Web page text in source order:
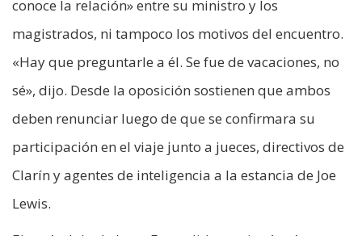
conoce la relación» entre su ministro y los
magistrados, ni tampoco los motivos del encuentro.
«Hay que preguntarle a él. Se fue de vacaciones, no
sé», dijo. Desde la oposición sostienen que ambos
deben renunciar luego de que se confirmara su
participación en el viaje junto a jueces, directivos de
Clarín y agentes de inteligencia a la estancia de Joe
Lewis.